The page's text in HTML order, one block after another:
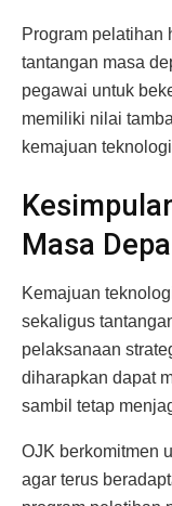
Program pelatihan
tantangan masa
pegawai untuk
memiliki nilai
kemajuan
Masa
Kemajuan
sekaligus
pelaksanaan
diharapkan dapat
sambil tetap
OJK berkomitmen
agar terus